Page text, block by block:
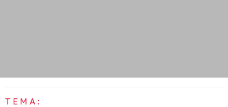
ТЕМА: